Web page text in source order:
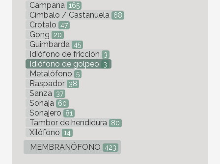
Campana 165
Címbalo / Castañuela 68
Crótalo 47
Gong 20
Guimbarda 45
Idiófono de fricción 3
Idiófono de golpeo 3
Metalófono 5
Raspador 38
Sanza 37
Sonaja 60
Sonajero 81
Tambor de hendidura 80
Xilófono 14
MEMBRANÓFONO 423